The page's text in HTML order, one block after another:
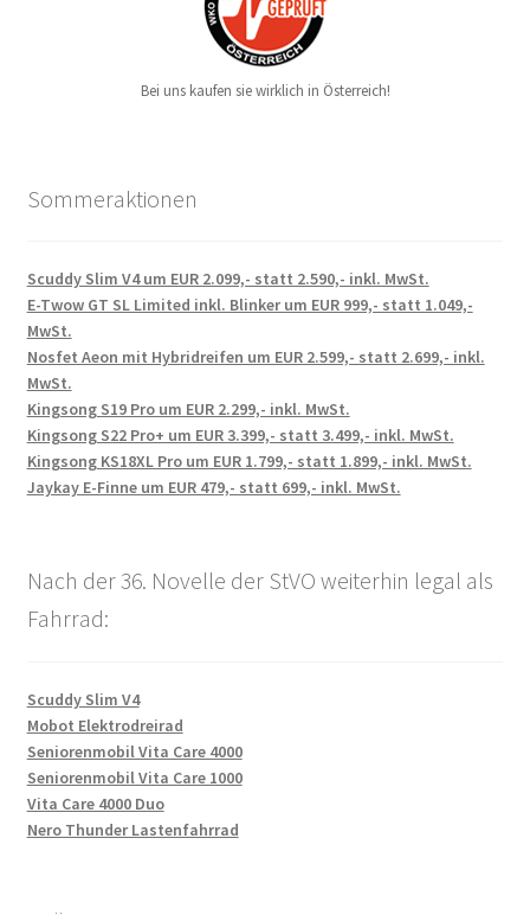
Bei uns kaufen sie wirklich in Österreich!
Sommeraktionen
Scuddy Slim V4 um EUR 2.099,- statt 2.590,- inkl. MwSt.
E-Twow GT SL Limited inkl. Blinker um EUR 999,- statt 1.049,-
MwSt.
Nosfet Aeon mit Hybridreifen um EUR 2.599,- statt 2.699,- inkl.
MwSt.
Kingsong S19 Pro um EUR 2.299,- inkl. MwSt.
Kingsong S22 Pro+ um EUR 3.399,- statt 3.499,- inkl. MwSt.
Kingsong KS18XL Pro um EUR 1.799,- statt 1.899,- inkl. MwSt.
Jaykay E-Finne um EUR 479,- statt 699,- inkl. MwSt.
Nach der 36. Novelle der StVO weiterhin legal als
Fahrrad:
Scuddy Slim V4
Mobot Elektrodreirad
Seniorenmobil Vita Care 4000
Seniorenmobil Vita Care 1000
Vita Care 4000 Duo
Nero Thunder Lastenfahrrad